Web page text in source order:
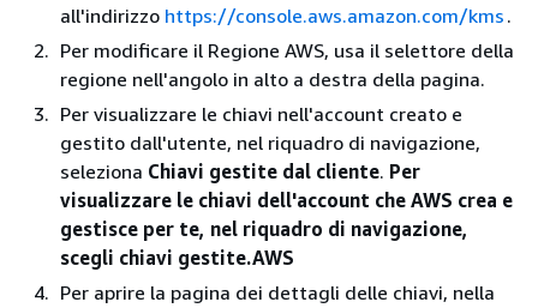
all'indirizzo https://console.aws.amazon.com/kms .
Per modificare il Regione AWS, usa il selettore della
regione nell'angolo in alto a destra della pagina.
Per visualizzare le chiavi nell'account creato e
gestito dall'utente, nel riquadro di navigazione,
seleziona Chiavi gestite dal cliente. Per
visualizzare le chiavi dell'account che AWS crea e
gestisce per te, nel riquadro di navigazione,
scegli chiavi gestite.AWS
Per aprire la pagina dei dettagli delle chiavi, nella